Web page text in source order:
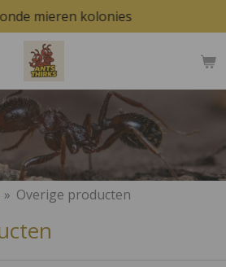
mieren kolonies
» Overige producten